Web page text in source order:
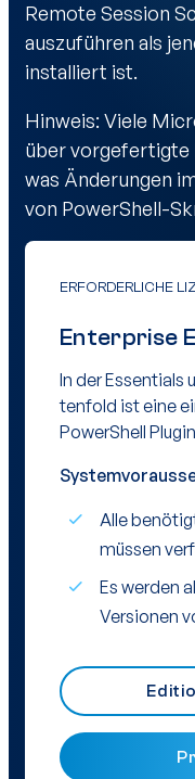
Remote Session
auszuführen als
installiert ist.
Hinweis: Viele
über vorgefertigte
was Änderungen
von PowerShell-
ERFORDERLICHE
Enterprise
In der Essentials
tenfold ist eine
PowerShell
Alle
müssen
Es werden
Versionen